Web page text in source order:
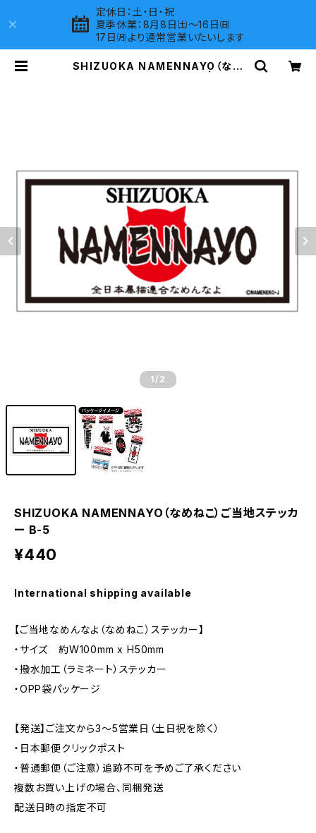
定休日：土・日・祝
夏季休業：8月8日㈯～16日㈰
17日㈪より通常営業いたいします
SHIZUOKA NAMENNAYO（なめ
1 /2
SHIZUOKA NAMENNAYO（なめねこ）ご当地ステッカ
ー B-5
¥440
International shipping available
【ご当地なめんなよ（なめねこ）ステッカー】
・サイズ 約W100mm x H50mm
・撥水加工（ラミネート）ステッカー
・OPP袋パッケージ
【発送】ご注文から3〜5営業日（土日祝を除く）
・日本郵便クリックポスト
・普通郵便（ご注意）追跡不可を予めご了承ください
複数お買い上げの場合、同梱発送
配送日時の指定不可